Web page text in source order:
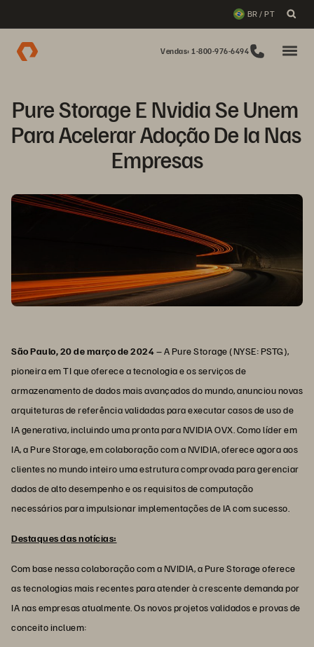
BR / PT
Vendas: 1-800-976-6494
Pure Storage E Nvidia Se Unem
Para Acelerar Adoção De Ia Nas
Empresas
São Paulo, 20 de março de 2024– A Pure Storage (NYSE: PSTG),
pioneira em TI que oferece a tecnologia e os serviços de
armazenamento de dados mais avançados do mundo, anunciou novas
arquiteturas de referência validadas para executar casos de uso de
IA generativa, incluindo uma pronta para NVIDIA OVX. Como líder em
IA, a Pure Storage, em colaboração com a NVIDIA, oferece agora aos
clientes no mundo inteiro uma estrutura comprovada para gerenciar
dados de alto desempenho e os requisitos de computação
necessários para impulsionar implementações de IA com sucesso.
Destaques das notícias:
Com base nessa colaboração com a NVIDIA, a Pure Storage oferece
as tecnologias mais recentes para atender à crescente demanda por
IA nas empresas atualmente. Os novos projetos validados e provas de
conceito incluem: